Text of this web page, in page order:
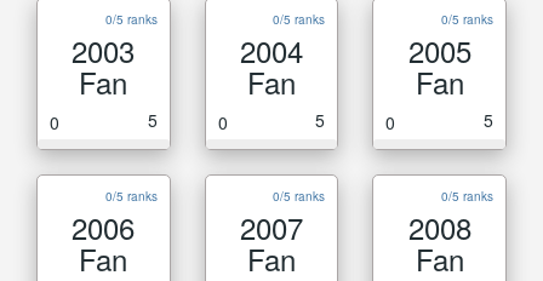
0/5 ranks
2003
Fan
0 5
0/5 ranks
2004
Fan
0 5
0/5 ranks
2005
Fan
0 5
0/5 ranks
2006
Fan
0/5 ranks
2007
Fan
0/5 ranks
2008
Fan